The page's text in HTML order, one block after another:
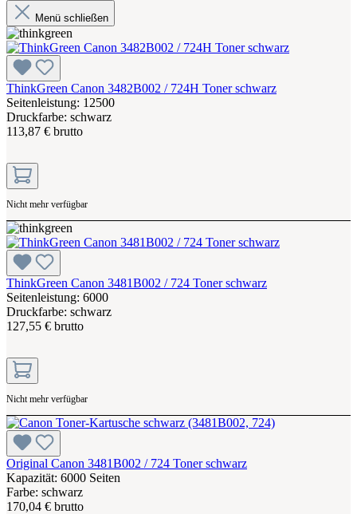
Menü schließen
ThinkGreen Canon 3482B002 / 724H Toner schwarz
Seitenleistung: 12500
Druckfarbe: schwarz
113,87 € brutto
Nicht mehr verfügbar
ThinkGreen Canon 3481B002 / 724 Toner schwarz
Seitenleistung: 6000
Druckfarbe: schwarz
127,55 € brutto
Nicht mehr verfügbar
Original Canon 3481B002 / 724 Toner schwarz
Kapazität: 6000 Seiten
Farbe: schwarz
170,04 € brutto